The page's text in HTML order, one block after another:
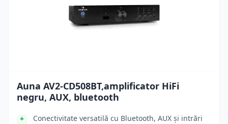
Auna AV2-CD508BT,amplificator HiFi
negru, AUX, bluetooth
Conectivitate versatilă cu Bluetooth, AUX și intrări